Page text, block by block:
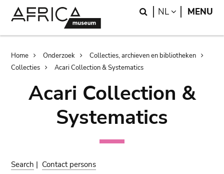
Search
NL LANGUAGE
MENU
Breadcrumb
Home Onderzoek
Collecties, archieven en bibliotheken
Collecties
Acari Collection & Systematics
Acari Collection &
Systematics
Search | Contact persons